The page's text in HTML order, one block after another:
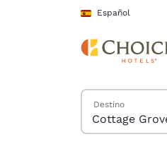
Saltar A Contenido Principal
Español
Buscar hoteles
Destino